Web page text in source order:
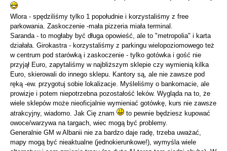
Wlora - spędziliśmy tylko 1 popołudnie i korzystaliśmy z free
parkowania. Zaskoczenie -mała pizzeria miała terminal.
Saranda - to mogłaby być długa opowieść, ale to "metropolia" i karta
działała. Girokastra - korzystaliśmy z parkingu wielopoziomowego też
w centrum pod starówką i zaskoczenie - tylko gotówka i gość nie
przyjął Euro, zapytaliśmy w najbliższym sklepie czy wymienią kilka
Euro, skierowali do innego sklepu. Kantory są, ale nie zawsze pod
ręką -ew. przygotuj sobie lokalizacje. Myśleliśmy o bankomacie, ale
prowizje i potem niepotrzebna pozostałość leków. Wygląda na to, że
wiele sklepów może nieoficjalnie wymieniać gotówkę, kurs nie zawsze
atrakcyjny, wiadomo. Jak Cię znam
to pewnie będziesz kupować
owoce/warzywa na targach, wiec mogą być problemy.
Generalnie GM w Albanii nie za bardzo daje radę, trzeba uważać,
mapy mogą być nieaktualne (jednokierunkowe!), wymyśla wiele